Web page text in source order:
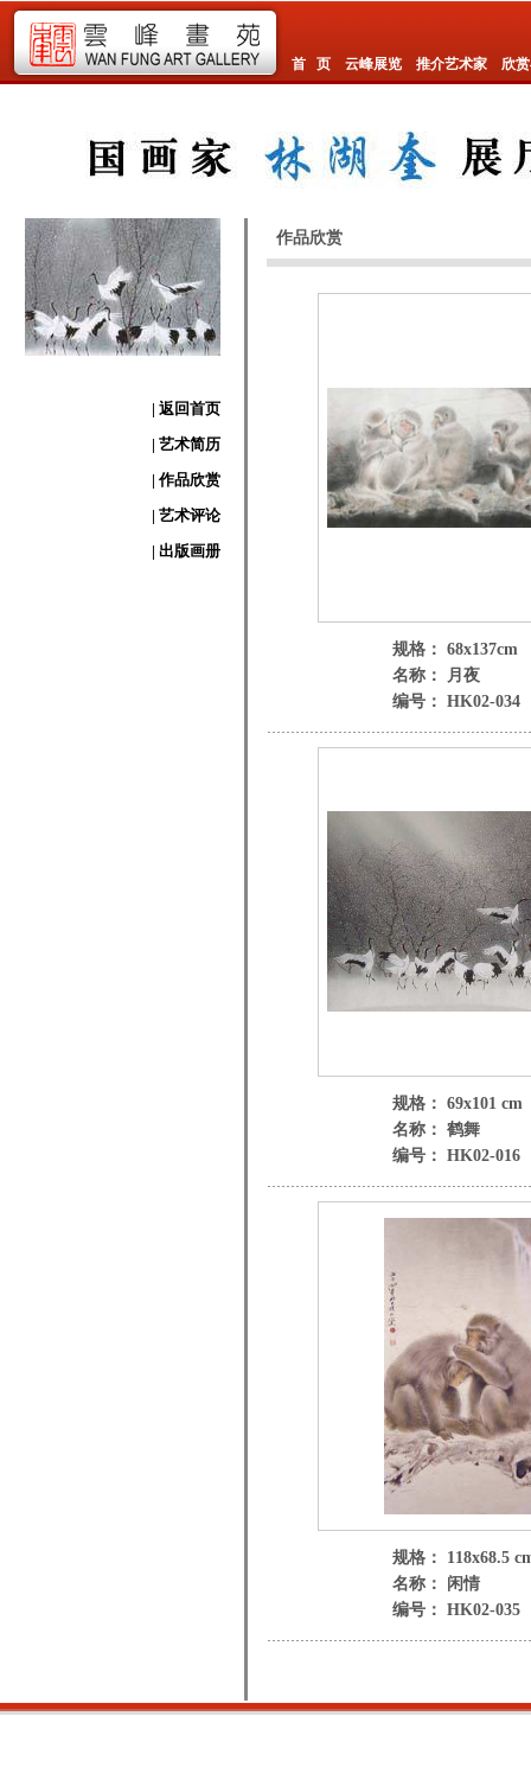
首 页 云峰展览 推介艺术家 欣
| 返回首页
| 艺术简历
| 作品欣赏
| 艺术评论
| 出版画册
作品欣赏
规格： 68x137cm
名称： 月夜
编号： HK02-034
规格： 69x101 cm
名称： 鹤舞
编号： HK02-016
规格： 118x68.5
名称： 闲情
编号： HK02-035